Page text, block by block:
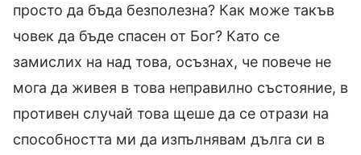
просто да бъда безполезна? Как може такъв
човек да бъде спасен от Бог? Като се
замислих на над това, осъзнах, че повече не
мога да живея в това неправилно състояние, в
противен случай това щеше да се отрази на
способността ми да изпълнявам дълга си в